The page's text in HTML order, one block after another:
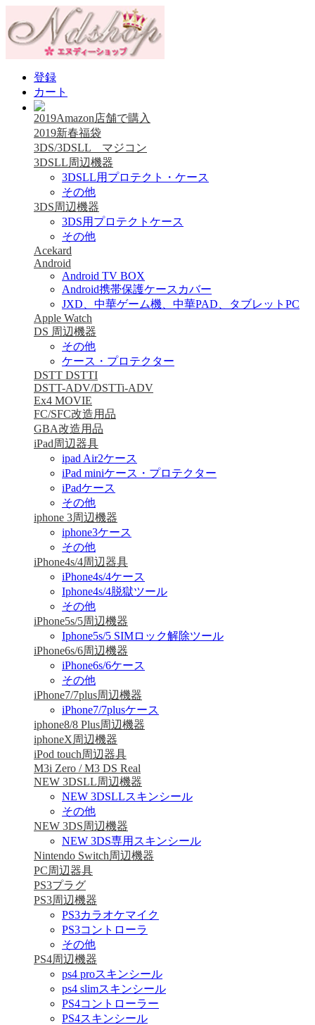
登録
カート
2019Amazon店舗で購入
2019新春福袋
3DS/3DSLL マジコン
3DSLL周辺機器
3DSLL用プロテクト・ケース
その他
3DS周辺機器
3DS用プロテクトケース
その他
Acekard
Android
Android TV BOX
Android携帯保護ケースカバー
JXD、中華ゲーム機、中華PAD、タブレットPC
Apple Watch
DS 周辺機器
その他
ケース・プロテクター
DSTT DSTTI
DSTT-ADV/DSTTi-ADV
Ex4 MOVIE
FC/SFC改造用品
GBA改造用品
iPad周辺器具
ipad Air2ケース
iPad miniケース・プロテクター
iPadケース
その他
iphone 3周辺機器
iphone3ケース
その他
iPhone4s/4周辺器具
iPhone4s/4ケース
Iphone4s/4脱獄ツール
その他
iPhone5s/5周辺機器
Iphone5s/5 SIMロック解除ツール
iPhone6s/6周辺機器
iPhone6s/6ケース
その他
iPhone7/7plus周辺機器
iPhone7/7plusケース
iphone8/8 Plus周辺機器
iphoneX周辺機器
iPod touch周辺器具
M3i Zero / M3 DS Real
NEW 3DSLL周辺機器
NEW 3DSLLスキンシール
その他
NEW 3DS周辺機器
NEW 3DS専用スキンシール
Nintendo Switch周辺機器
PC周辺器具
PS3プラグ
PS3周辺機器
PS3カラオケマイク
PS3コントローラ
その他
PS4周辺機器
ps4 proスキンシール
ps4 slimスキンシール
PS4コントローラー
PS4スキンシール